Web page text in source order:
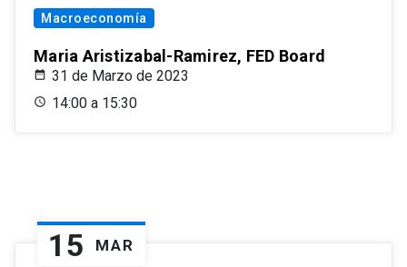
Macroeconomía
Maria Aristizabal-Ramirez, FED Board
31 de Marzo de 2023
14:00 a 15:30
15 MAR